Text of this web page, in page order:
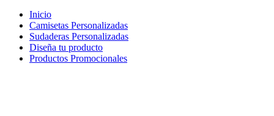
Inicio
Camisetas Personalizadas
Sudaderas Personalizadas
Diseña tu producto
Productos Promocionales